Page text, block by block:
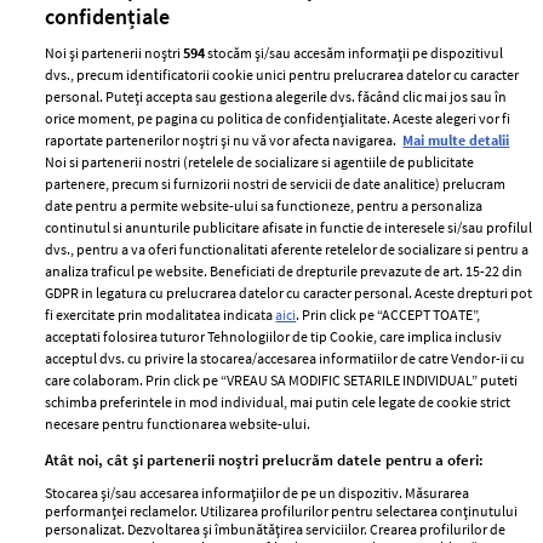
ELLE Style Awards
2024
Despre ELLE
Romania
Contact
Abonamente
Termeni si conditii
Politica de
confidențialitate
Politica de cookies
Publicitate
GSP
Unica
femei
Viva
confidențiale
Noi și partenerii noștri594stocăm și/sau accesăm informații pe dispozitivul
dvs., precum identificatorii cookie unici pentru prelucrarea datelor cu caracter
personal. Puteți accepta sau gestiona alegerile dvs. făcând clic mai jos sau în
orice moment, pe pagina cu politica de confidențialitate. Aceste alegeri vor fi
raportate partenerilor noștri și nu vă vor afecta navigarea. Mai multe detalii
Noi si partenerii nostri (retelele de socializare si agentiile de publicitate
partenere, precum si furnizorii nostri de servicii de date analitice) prelucram
date pentru a permite website-ului sa functioneze, pentru a personaliza
continutul si anunturile publicitare afisate in functie de interesele si/sau profilul
dvs., pentru a va oferi functionalitati aferente retelelor de socializare si pentru a
analiza traficul pe website. Beneficiati de drepturile prevazute de art. 15-22 din
GDPR in legatura cu prelucrarea datelor cu caracter personal. Aceste drepturi pot
fi exercitate prin modalitatea indicataaici. Prin click pe “ACCEPT TOATE”,
acceptati folosirea tuturor Tehnologiilor de tip Cookie, care implica inclusiv
acceptul dvs. cu privire la stocarea/accesarea informatiilor de catre Vendor-ii cu
care colaboram. Prin click pe “VREAU SA MODIFIC SETARILE INDIVIDUAL” puteti
schimba preferintele in mod individual, mai putin cele legate de cookie strict
necesare pentru functionarea website-ului.
Atât noi, cât și partenerii noștri prelucrăm datele pentru a oferi:
Stocarea și/sau accesarea informațiilor de pe un dispozitiv. Măsurarea
performanței reclamelor. Utilizarea profilurilor pentru selectarea conținutului
personalizat. Dezvoltarea și îmbunătățirea serviciilor. Crearea profilurilor de